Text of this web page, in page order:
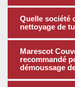
Quelle société
nettoyage de
Marescot
recommandé
démoussage